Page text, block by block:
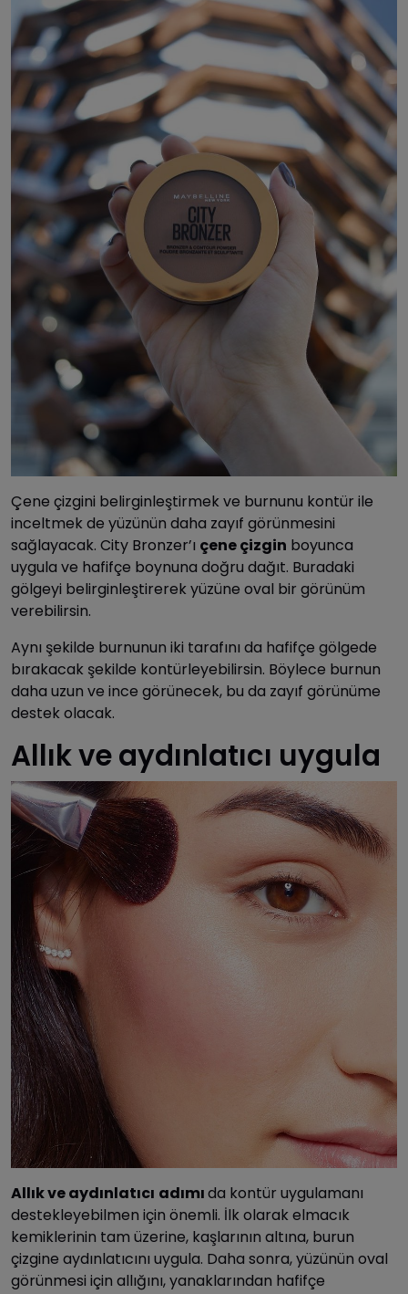
Çene çizgini belirginleştirmek ve burnunu kontür ile
inceltmek de yüzünün daha zayıf görünmesini
sağlayacak. City Bronzer’ı çene çizgin boyunca
uygula ve hafifçe boynuna doğru dağıt. Buradaki
gölgeyi belirginleştirerek yüzüne oval bir görünüm
verebilirsin.
Aynı şekilde burnunun iki tarafını da hafifçe gölgede
bırakacak şekilde kontürleyebilirsin. Böylece burnun
daha uzun ve ince görünecek, bu da zayıf görünüme
destek olacak.
Allık ve aydınlatıcı uygula
Allık ve aydınlatıcı adımıda kontür uygulamanı
destekleyebilmen için önemli. İlk olarak elmacık
kemiklerinin tam üzerine, kaşlarının altına, burun
çizgine aydınlatıcını uygula. Daha sonra, yüzünün oval
görünmesi için allığını, yanaklarından hafifçe